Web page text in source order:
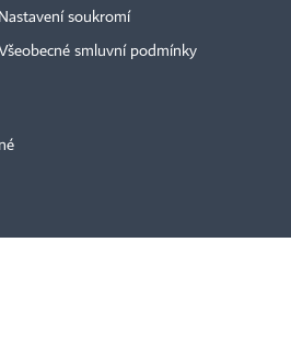
Nastavení soukromí
smluvní podmínky